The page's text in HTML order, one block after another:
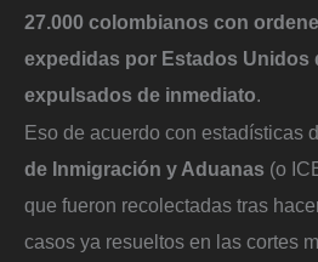
27.000 colombianos con
expedidas por Estados Unidos
expulsados de inmediato.
Eso de acuerdo con estadísticas
de Inmigración y Aduanas (o
que fueron recolectadas tras
casos ya resueltos en las cortes